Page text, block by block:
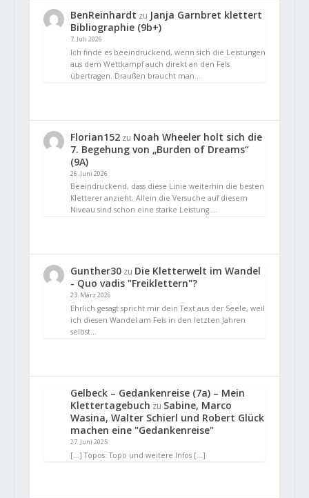
BenReinhardt zu Janja Garnbret klettert
Bibliographie (9b+)
7. Juli 2026
Ich finde es beeindruckend, wenn sich die Leistungen
aus dem Wettkampf auch direkt an den Fels
übertragen. Draußen braucht man…
Florian152zu Noah Wheeler holt sich die
7. Begehung von „Burden of Dreams“
(9A)
26. Juni 2026
Beeindruckend, dass diese Linie weiterhin die besten
Kletterer anzieht. Allein die Versuche auf diesem
Niveau sind schon eine starke Leistung.…
Gunther30zu Die Kletterwelt im Wandel
- Quo vadis "Freiklettern"?
23. März 2026
Ehrlich gesagt spricht mir dein Text aus der Seele, weil
ich diesen Wandel am Fels in den letzten Jahren
selbst…
Gelbeck – Gedankenreise (7a) – Mein
Klettertagebuch zu Sabine, Marco
Wasina, Walter Schierl und Robert Glück
machen eine "Gedankenreise"
27. Juni 2025
[…] Topos: Topo und weitere Infos […]